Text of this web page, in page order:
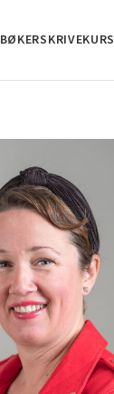
BØKERSKRIVEKURS